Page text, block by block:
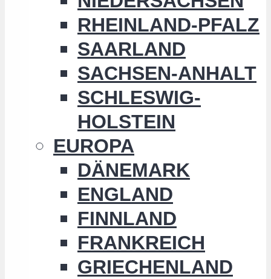
RHEINLAND-PFALZ
SAARLAND
SACHSEN-ANHALT
SCHLESWIG-
HOLSTEIN
EUROPA
DÄNEMARK
ENGLAND
FINNLAND
FRANKREICH
GRIECHENLAND